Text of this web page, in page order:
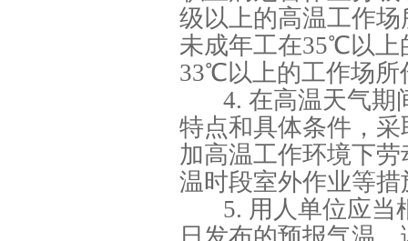
级以上的高温工作
未成年工在35℃以上
33℃以上的工作场所
4. 在高温天气期
特点和具体条件，
加高温工作环境下
温时段室外作业等措
5. 用人单位应当